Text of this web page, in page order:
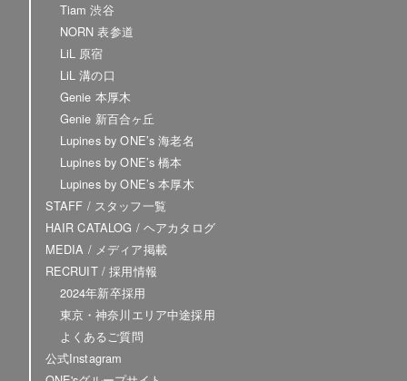
Tiam 渋谷
NORN 表参道
LiL 原宿
LiL 溝の口
Genie 本厚木
Genie 新百合ヶ丘
Lupines by ONE’s 海老名
Lupines by ONE’s 橋本
Lupines by ONE’s 本厚木
STAFF / スタッフ一覧
HAIR CATALOG / ヘアカタログ
MEDIA / メディア掲載
RECRUIT / 採用情報
2024年新卒採用
東京・神奈川エリア中途採用
よくあるご質問
公式Instagram